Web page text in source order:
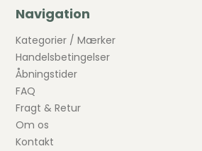
Navigation
Kategorier / Mærker
Handelsbetingelser
Åbningstider
FAQ
Fragt & Retur
Om os
Kontakt